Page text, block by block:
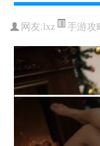
网友: lxz 手游攻